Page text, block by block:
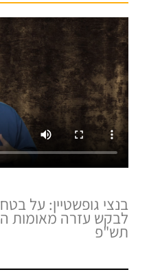
בנצי גופשטיין: על
לבקש עזרה מאומות
תש"פ